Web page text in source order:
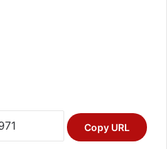
Copy URL